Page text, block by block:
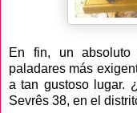
En fin, un absoluto
paladares más
a tan gustoso lugar.
Sevrês 38, en el